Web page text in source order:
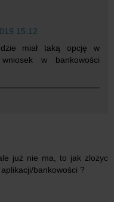
15:12
miał taką opcję w
w bankowości
już nie ma, to jak zlozyc
bankowości ?